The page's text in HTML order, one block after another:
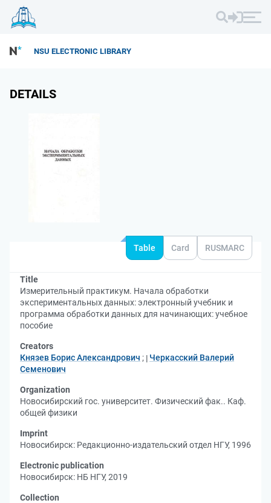
NSU ELECTRONIC LIBRARY
DETAILS
Table Card RUSMARC
Title
Измерительный практикум. Начала обработки
экспериментальных данных: электронный учебник и
программа обработки данных для начинающих: учебное
пособие
Creators
Князев Борис Александрович ;
Черкасский Валерий
Семенович
Organization
Новосибирский гос. университет. Физический фак.. Каф.
общей физики
Imprint
Новосибирск: Редакционно-издательский отдел НГУ, 1996
Electronic publication
Новосибирск: НБ НГУ, 2019
Collection